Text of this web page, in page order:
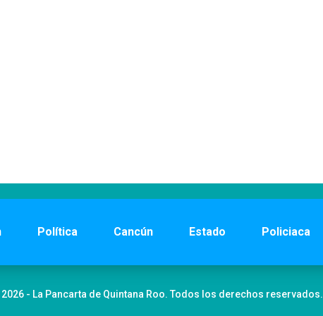
Política Cancún Estado Policiaca
- La Pancarta de Quintana Roo. Todos los derechos reservados.